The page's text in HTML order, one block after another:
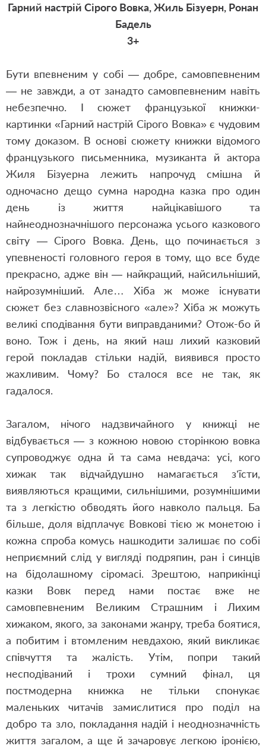
Гарний настрій Сірого Вовка, Жиль Бізуерн, Ронан
Бадель
3+
Бути впевненим у собі — добре, самовпевненим
— не завжди, а от занадто самовпевненим навіть
небезпечно. І сюжет французької книжки-
картинки «Гарний настрій Сірого Вовка» є чудовим
тому доказом. В основі сюжету книжки відомого
французького письменника, музиканта й актора
Жиля Бізуерна лежить напрочуд смішна й
одночасно дещо сумна народна казка про один
день із життя найцікавішого та
найнеоднозначнішого персонажа усього казкового
світу — Сірого Вовка. День, що починається з
упевненості головного героя в тому, що все буде
прекрасно, адже він — найкращий, найсильніший,
найрозумніший. Але… Хіба ж може існувати
сюжет без славнозвісного «але»? Хіба ж можуть
великі сподівання бути виправданими? Отож-бо й
воно. Тож і день, на який наш лихий казковий
герой покладав стільки надій, виявився просто
жахливим. Чому? Бо сталося все не так, як
гадалося.
Загалом, нічого надзвичайного у книжці не
відбувається — з кожною новою сторінкою вовка
супроводжує одна й та сама невдача: усі, кого
хижак так відчайдушно намагається з’їсти,
виявляються кращими, сильнішими, розумнішими
та з легкістю обводять його навколо пальця. Ба
більше, доля відплачує Вовкові тією ж монетою і
кожна спроба комусь нашкодити залишає по собі
неприємний слід у вигляді подряпин, ран і синців
на бідолашному сіромасі. Зрештою, наприкінці
казки Вовк перед нами постає вже не
самовпевненим Великим Страшним і Лихим
хижаком, якого, за законами жанру, треба боятися,
а побитим і втомленим невдахою, який викликає
співчуття та жалість. Утім, попри такий
несподіваний і трохи сумний фінал, ця
постмодерна книжка не тільки спонукає
маленьких читачів замислитися про поділ на
добро та зло, покладання надій і неоднозначність
життя загалом, а ще й зачаровує легкою іронією,